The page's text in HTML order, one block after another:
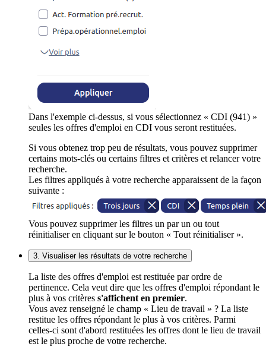
Dans l'exemple ci-dessus, si vous sélectionnez « CDI (941) »
seules les offres d'emploi en CDI vous seront restituées.
Si vous obtenez trop peu de résultats, vous pouvez supprimer
certains mots-clés ou certains filtres et critères et relancer votre
recherche.
Les filtres appliqués à votre recherche apparaissent de la façon
suivante :
Vous pouvez supprimer les filtres un par un ou tout
réinitialiser en cliquant sur le bouton « Tout réinitialiser ».
3. Visualiser les résultats de votre recherche
La liste des offres d'emploi est restituée par ordre de
pertinence. Cela veut dire que les offres d'emploi répondant le
plus à vos critères s'affichent en premier.
Vous avez renseigné le champ « Lieu de travail » ? La liste
restitue les offres répondant le plus à vos critères. Parmi
celles-ci sont d'abord restituées les offres dont le lieu de travail
est le plus proche de votre recherche.